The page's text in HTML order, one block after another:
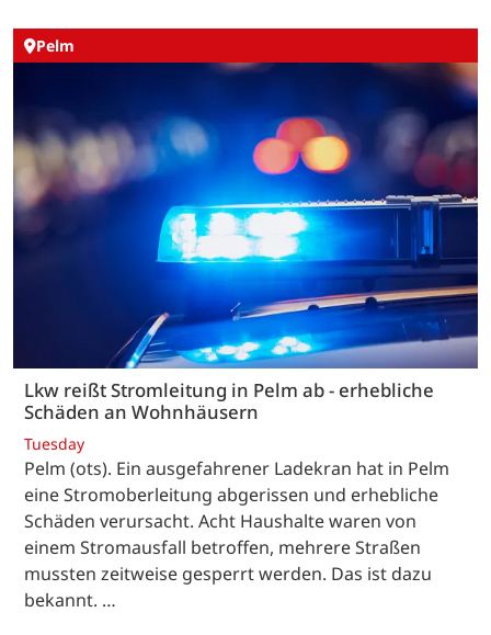
Pelm
Lkw reißt Stromleitung in Pelm ab - erhebliche
Schäden an Wohnhäusern
Tuesday
Pelm (ots). Ein ausgefahrener Ladekran hat in Pelm
eine Stromoberleitung abgerissen und erhebliche
Schäden verursacht. Acht Haushalte waren von
einem Stromausfall betroffen, mehrere Straßen
mussten zeitweise gesperrt werden. Das ist dazu
bekannt. …